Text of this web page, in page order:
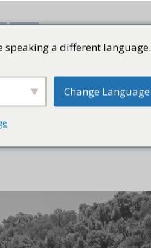
speaking a different language.
Change Language